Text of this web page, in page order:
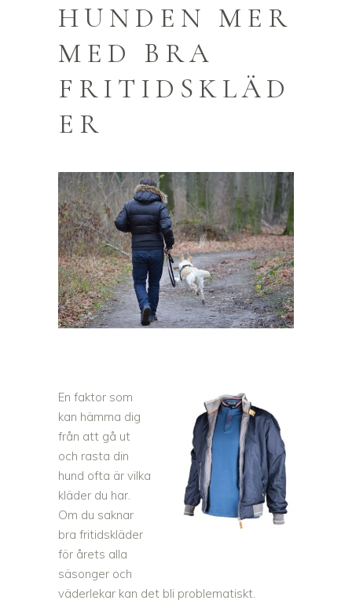
HUNDEN MER
MED BRA
FRITIDSKLÄD
ER
En faktor som
kan hämma dig
från att gå ut
och rasta din
hund ofta är vilka
kläder du har.
Om du saknar
bra fritidskläder
för årets alla
säsonger och
väderlekar kan det bli problematiskt.